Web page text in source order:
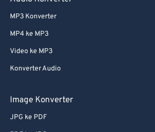
MP3 Konverter
MP4 ke MP3
Video ke MP3
Konverter Audio
Image Konverter
JPG ke PDF